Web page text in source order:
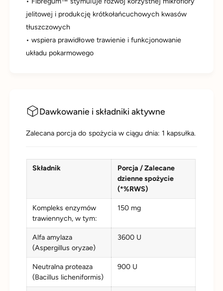
jelitowej i produkcję krótkołańcuchowych kwasów
tłuszczowych
• wspiera prawidłowe trawienie i funkcjonowanie
układu pokarmowego
Dawkowanie i składniki aktywne
Zalecana porcja do spożycia w ciągu dnia: 1 kapsułka.
Składnik
Porcja / Zalecane
dzienne spożycie
(*%RWS)
Kompleks enzymów
trawiennych, w tym:
150 mg
Alfa amylaza
(Aspergillus oryzae)
3600 U
Neutralna proteaza
(Bacillus licheniformis)
900 U